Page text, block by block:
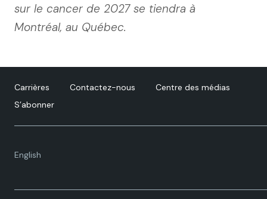
sur le cancer de 2027 se tiendra à
Montréal, au Québec.
Carrières Contactez-nous
Centre des médias
S’abonner
English
Language